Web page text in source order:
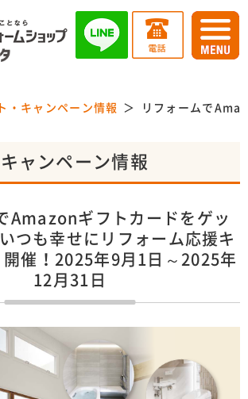
・キャンペーン情報 リフォームで
ャンペーン情報
Amazonギフトカードをゲッ
つも幸せにリフォーム応援キ
開催！2025年9月1日～2025年
12月31日